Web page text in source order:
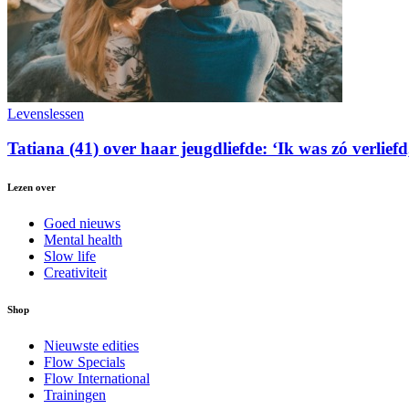
Levenslessen
Tatiana (41) over haar jeugdliefde: ‘Ik was zó
Lezen over
Goed nieuws
Mental health
Slow life
Creativiteit
Shop
Nieuwste edities
Flow Specials
Flow International
Trainingen